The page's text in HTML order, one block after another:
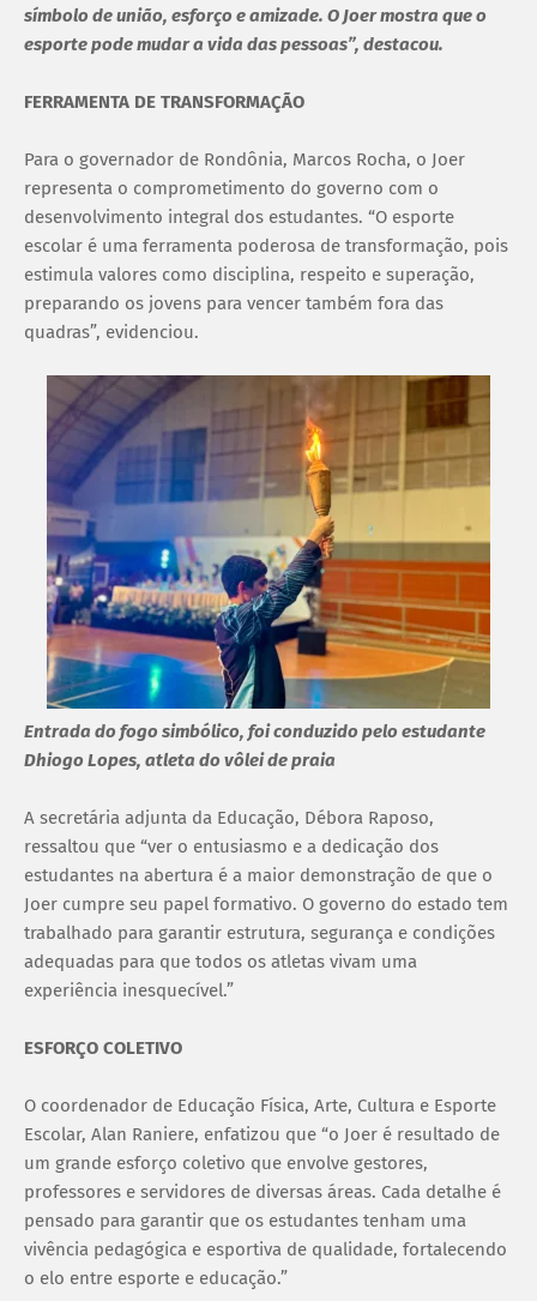
símbolo de união, esforço e amizade. O Joer mostra que o
esporte pode mudar a vida das pessoas”, destacou.
FERRAMENTA DE TRANSFORMAÇÃO
Para o governador de Rondônia, Marcos Rocha, o Joer
representa o comprometimento do governo com o
desenvolvimento integral dos estudantes. “O esporte
escolar é uma ferramenta poderosa de transformação, pois
estimula valores como disciplina, respeito e superação,
preparando os jovens para vencer também fora das
quadras”, evidenciou.
Entrada do fogo simbólico, foi conduzido pelo estudante
Dhiogo Lopes, atleta do vôlei de praia
A secretária adjunta da Educação, Débora Raposo,
ressaltou que “ver o entusiasmo e a dedicação dos
estudantes na abertura é a maior demonstração de que o
Joer cumpre seu papel formativo. O governo do estado tem
trabalhado para garantir estrutura, segurança e condições
adequadas para que todos os atletas vivam uma
experiência inesquecível.”
ESFORÇO COLETIVO
O coordenador de Educação Física, Arte, Cultura e Esporte
Escolar, Alan Raniere, enfatizou que “o Joer é resultado de
um grande esforço coletivo que envolve gestores,
professores e servidores de diversas áreas. Cada detalhe é
pensado para garantir que os estudantes tenham uma
vivência pedagógica e esportiva de qualidade, fortalecendo
o elo entre esporte e educação.”